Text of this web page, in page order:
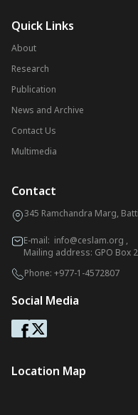
Quick Links
About
Research
Publication
News and Archive
Contact Us
Multimedia
Contact
345 Ramchandra Marg,
E-mail: info@ceslam.org ,
Mailing address: GPO Box
Phone: +977-1-4572807
Social Media
Location Map